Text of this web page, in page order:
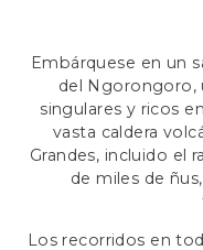
Embárquese en un
del Ngorongoro,
singulares y ricos
vasta caldera
Grandes, incluido el
de miles de
Los recorridos en